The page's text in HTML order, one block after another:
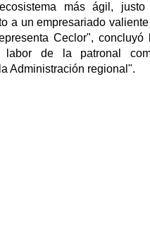
más ágil, justo
a un empresariado
Ceclor", concluyó
labor de la patronal
Administración regional".